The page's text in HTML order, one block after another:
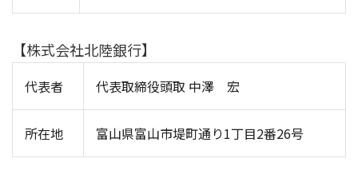
【株式会社北陸銀行】
代表者 代表取締役頭取 中澤 宏
所在地 富山県富山市堤町通り1丁目2番26号